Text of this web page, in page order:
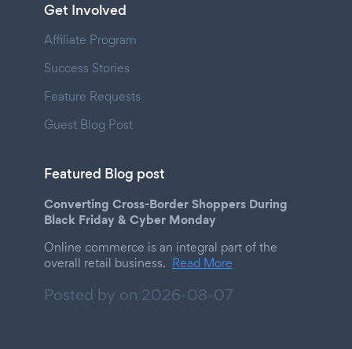
Get Involved
Affiliate Program
Success Stories
Feature Requests
Guest Blog Post
Featured Blog post
Converting Cross-Border Shoppers During
Black Friday & Cyber Monday
Online commerce is an integral part of the
overall retail business. Read More
Posted by on 2026-08-07